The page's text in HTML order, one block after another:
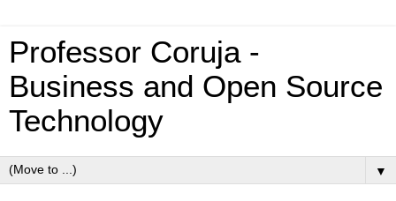
Professor Coruja -
Business and Open Source
Technology
▼